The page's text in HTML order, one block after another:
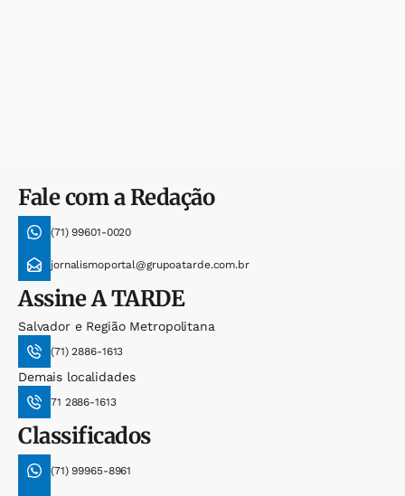
Fale com a Redação
(71) 99601-0020
jornalismoportal@grupoatarde.com.br
AssineA TARDE
Salvador e Região Metropolitana
(71) 2886-1613
Demais localidades
71 2886-1613
Classificados
(71) 99965-8961